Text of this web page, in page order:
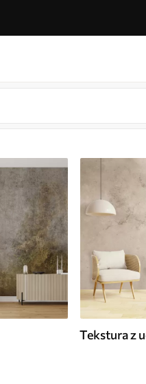
Tekstura z